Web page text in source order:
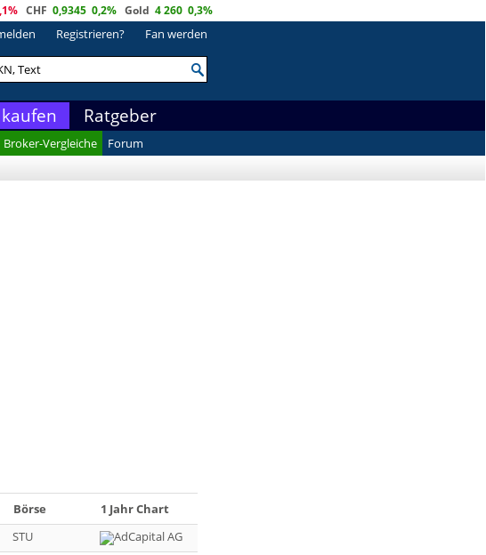
CHF 0,9345 0,2% Gold 4 260 0,3%
Registrieren? Fan werden
Ratgeber
Broker-Vergleiche
Forum
Börse
1 Jahr Chart
STU